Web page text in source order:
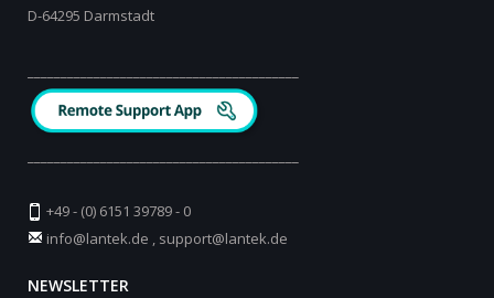
D-64295 Darmstadt
+49 - (0) 6151 39789 - 0
info@lantek.de
support@lantek.de
NEWSLETTER